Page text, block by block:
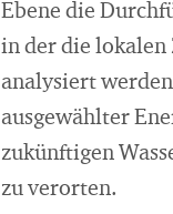
Ebene die
in der die lokalen
analysiert
ausgewählter
zukünftigen
zu verorten.